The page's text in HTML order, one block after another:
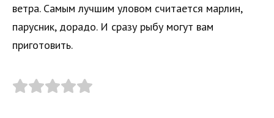
ветра. Самым лучшим уловом считается марлин,
парусник, дорадо. И сразу рыбу могут вам
приготовить.